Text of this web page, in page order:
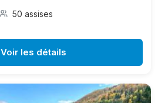
50 assises
Voir les détails